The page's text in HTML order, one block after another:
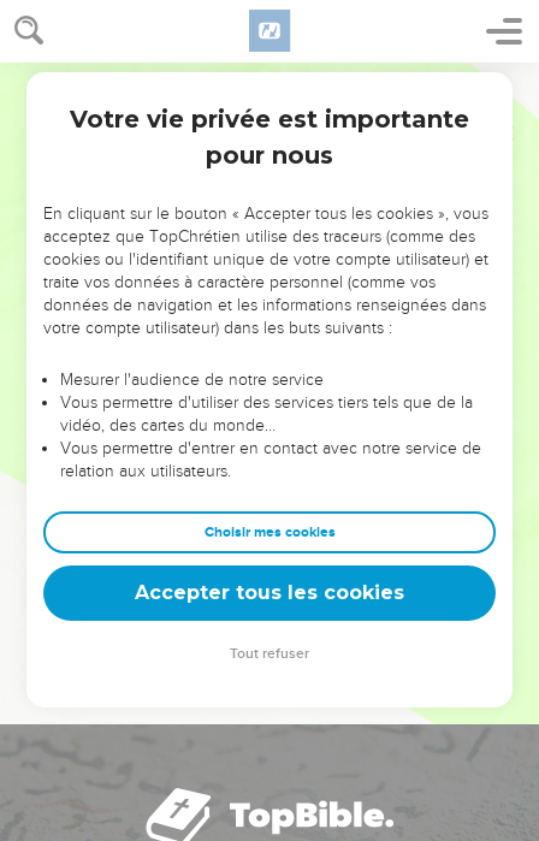
NE MANQUEZ PAS L’ÉVÉNEMENT
DE L’ANNÉE !
ET SI LEURS ERREURS POUVAIENT VOUS ÉVITER LES
VOTRES ?
leur foi ou leur vision. Mais on voit moins les doutes, les erreurs
et les saisons difficiles qu'ils ont traversés, alors même que ce
sont elles qui les ont façonnés.
Dans cette conférence, leaders, entrepreneurs, et responsables
clés pour avancer avec plus de sagesse afin que leurs erreurs
deviennent vos tremplins. Que vous guidiez un ministère, une
équipe, un groupe ou une famille, leur expérience est faite
Votre vie privée est importante
pour nous
En cliquant sur le bouton « Accepter tous les cookies », vous
acceptez que TopChrétien utilise des traceurs (comme des
cookies ou l'identifiant unique de votre compte utilisateur) et
traite vos données à caractère personnel (comme vos
données de navigation et les informations renseignées dans
votre compte utilisateur) dans les buts suivants :
Mesurer l'audience de notre service
Vous permettre d'utiliser des services tiers tels que de la
vidéo, des cartes du monde…
Vous permettre d'entrer en contact avec notre service de
relation aux utilisateurs.
Choisir mes cookies
Accepter tous les cookies
Tout refuser